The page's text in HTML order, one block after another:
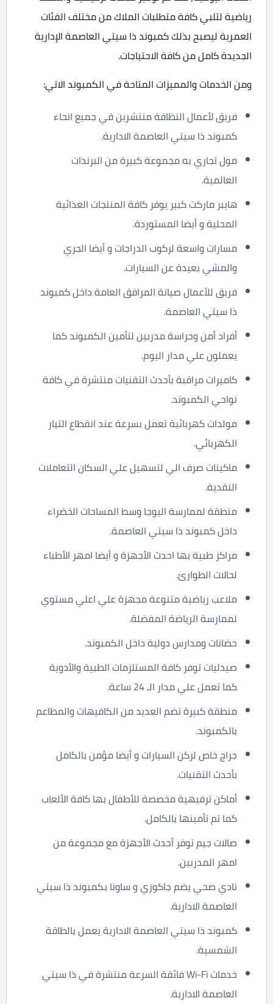
رياضية لتلبي كافة متطلبات الملاك من مختلف الفئات
العمرية ليصبح بذلك كمبوند ذا سيتي العاصمة الإدارية
الجديدة كامل من كافة الاحتياجات.
ومن الخدمات والمميزات المتاحة في الكمبوند الاتي:
فريق لأعمال النظافة منتشرين في جميع انحاء
كمبوند ذا سيتي العاصمة الادارية.
مول تجاري به مجموعة كبيرة من البرندات
العالمية.
هايبر ماركت كبير يوفر كافة المنتجات الغذائية
المحلية و أيضا المستوردة.
مسارات واسعة لركوب الدراجات و أيضا الجري
والمشي بعيدة عن السيارات.
فريق للأعمال صيانة المرافق العامة داخل كمبوند
ذا سيتي العاصمة.
أفراد أمن وحراسة مدربين لتأمين الكمبوند كما
يعملون علي مدار اليوم.
كاميرات مراقبة بأحدث التقنيات منتشرة في كافة
نواحي الكمبوند.
مولدات كهربائية تعمل بسرعة عند انقطاع التيار
الكهربائي.
ماكينات صرف الي لتسهيل علي السكان التعاملات
النقدية.
منطقة لممارسة اليوجا وسط المساحات الخضراء
داخل كمبوند ذا سيتي العاصمة.
مراكز طبية بها احدث الأجهزة و أيضا امهر الأطباء
لحالات الطوارئ.
ملاعب رياضية متنوعة مجهزة علي اعلي مستوي
لممارسة الرياضة المفضلة.
حضانات ومدارس دولية داخل الكمبوند.
صيدليات توفر كافة المستلزمات الطبية والأدوية
كما تعمل علي مدار الـ 24 ساعة.
منطقة كبيرة تضم العديد من الكافيهات والمطاعم
بالكمبوند.
جراج خاص لركن السيارات و أيضا مؤمن بالكامل
بأحدث التقنيات.
أماكن ترفيهية مخصصة للأطفال بها كافة الألعاب
كما تم تأمينها بالكامل.
صالات جيم توفر أحدث الأجهزة مع مجموعة من
امهر المدربين.
نادي صحي يضم جاكوزي و ساونا بكمبوند ذا سيتي
العاصمة الادارية.
كمبوند ذا سيتي العاصمة الادارية يعمل بالطاقة
الشمسية.
خدمات Wi-Fi فائقة السرعة منتشرة في ذا سيتي
العاصمة الادارية.